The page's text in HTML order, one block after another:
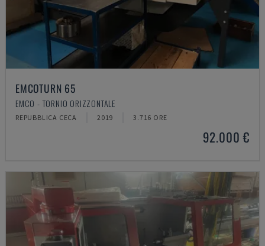
EMCOTURN 65
EMCO - TORNIO ORIZZONTALE
REPUBBLICA CECA 2019 3.716 ORE
92.000 €